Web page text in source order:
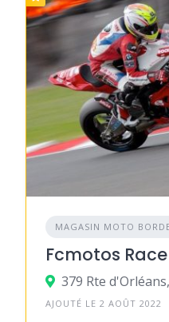
MAGASIN MOTO
Fcmotos
379 Rte
AJOUTÉ LE 2 AOÛT 2022